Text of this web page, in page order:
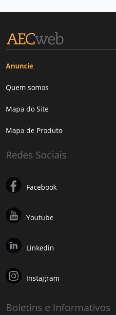
Anuncie
Quem somos
Mapa do Site
Mapa de Produto
Redes Sociais
Facebook
Youtube
Linkedin
Instagram
Boletins e Informativos